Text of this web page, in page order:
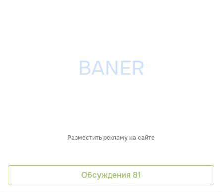
Разместить рекламу на сайте
Обсуждения 81